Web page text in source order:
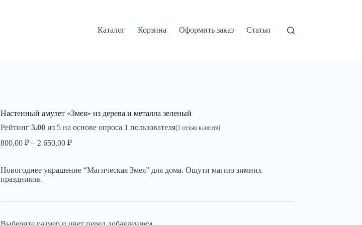
Каталог Корзина Оформить заказ Статьи
Настенный амулет «Змея» из дерева и металла зеленый
Рейтинг 5.00из 5 на основе опроса 1 пользователя(1 отзыв клиента)
800,00 ₽ – 2 650,00 ₽Диапазон
–
Новогоднее украшение “Магическая Змея” для дома. Ощути магию зимних
праздников.